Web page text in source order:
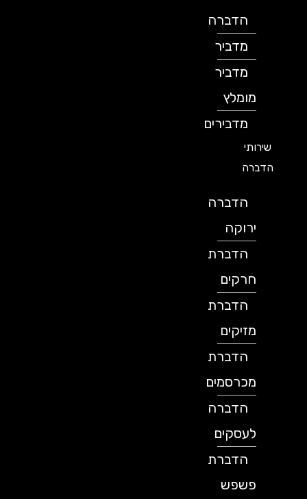
הדברה
מדביר
מדביר
מומלץ
מדבירים
שירותי
הדברה
הדברה
ירוקה
הדברת
חרקים
הדברת
מזיקים
הדברת
מכרסמים
הדברה
לעסקים
הדברת
פשפש